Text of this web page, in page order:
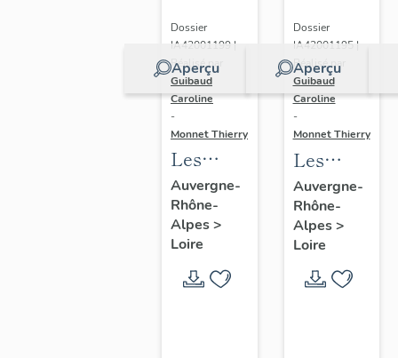
Aperçu
Dossier
IA42001199 |
Réalisé par
Guibaud
Caroline
-
Monnet Thierry
Les
fermes
vigneronnes
du
de Boën
Auvergne-
Rhône-
Alpes>
Loire
Aperçu
Dossier
IA42001195 |
Réalisé par
Guibaud
Caroline
-
Monnet Thierry
Les
fermes
du
canton
et de la
Auvergne-
Rhône-
Alpes>
Loire